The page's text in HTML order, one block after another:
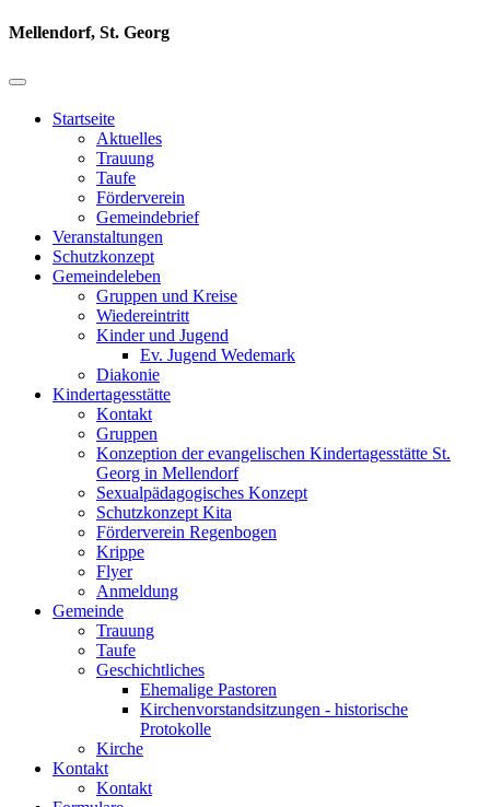
Mellendorf, St. Georg
Startseite
Aktuelles
Trauung
Taufe
Förderverein
Gemeindebrief
Veranstaltungen
Schutzkonzept
Gemeindeleben
Gruppen und Kreise
Wiedereintritt
Kinder und Jugend
Ev. Jugend Wedemark
Diakonie
Kindertagesstätte
Kontakt
Gruppen
Konzeption der evangelischen Kindertagesstätte St.
Georg in Mellendorf
Sexualpädagogisches Konzept
Schutzkonzept Kita
Förderverein Regenbogen
Krippe
Flyer
Anmeldung
Gemeinde
Trauung
Taufe
Geschichtliches
Ehemalige Pastoren
Kirchenvorstandsitzungen - historische
Protokolle
Kirche
Kontakt
Kontakt